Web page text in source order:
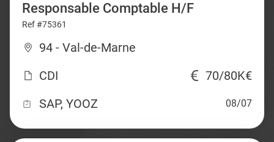
Responsable Comptable H/F
Ref #75361
94 - Val-de-Marne
CDI
70/80K€
SAP, YOOZ
08/07